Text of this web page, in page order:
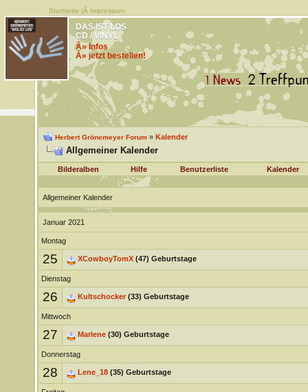
Startseite |Â Impressum
DAS IST LOS
CD / VINYL
Â» Infos
Â» jetzt bestellen!
Herbert Grönemeyer Forum» Kalender
Allgemeiner Kalender
Bilderalben Hilfe Benutzerliste Kalender
Allgemeiner Kalender
Januar 2021
Montag
25 XCowboyTomX(47) Geburtstage
Dienstag
26 Kultschocker(33) Geburtstage
Mittwoch
27 Marlene(30) Geburtstage
Donnerstag
28 Lene_18(35) Geburtstage